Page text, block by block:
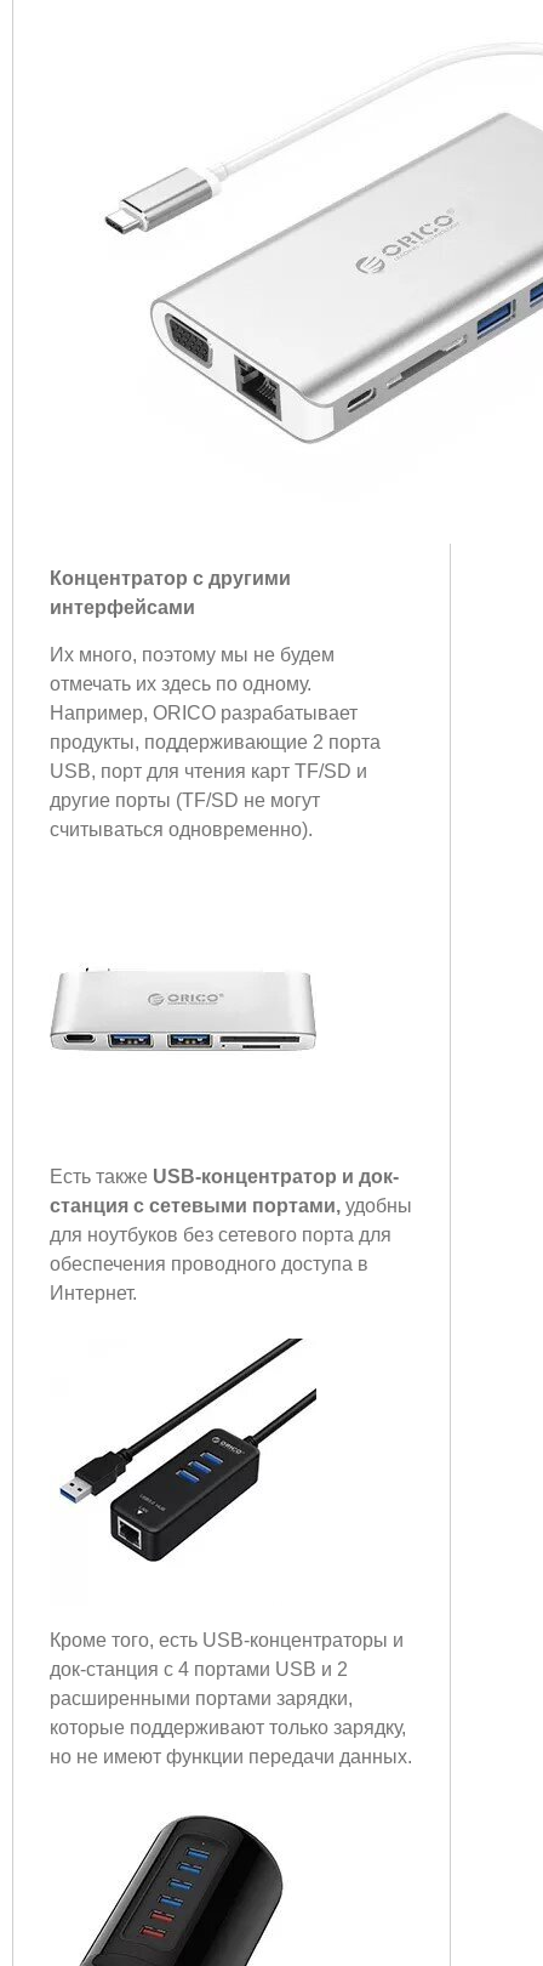
Концентратор с другими
интерфейсами
Их много, поэтому мы не будем
отмечать их здесь по одному.
Например, ORICO разрабатывает
продукты, поддерживающие 2 порта
USB, порт для чтения карт TF/SD и
другие порты (TF/SD не могут
считываться одновременно).
Есть также USB-концентратор и док-
станция с сетевыми портами, удобны
для ноутбуков без сетевого порта для
обеспечения проводного доступа в
Интернет.
Кроме того, есть USB-концентраторы и
док-станция с 4 портами USB и 2
расширенными портами зарядки,
которые поддерживают только зарядку,
но не имеют функции передачи данных.